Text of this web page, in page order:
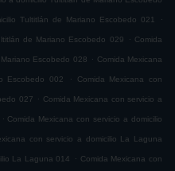
Tultitlán de Mariano Escobedo 021 .
de Mariano Escobedo 029 . Comida
Escobedo 028 . Comida Mexicana
Escobedo 002 . Comida Mexicana con
027 . Comida Mexicana con servicio a
. Comida Mexicana con servicio a domicilio
con servicio a domicilio La Laguna
La Laguna 014 . Comida Mexicana con